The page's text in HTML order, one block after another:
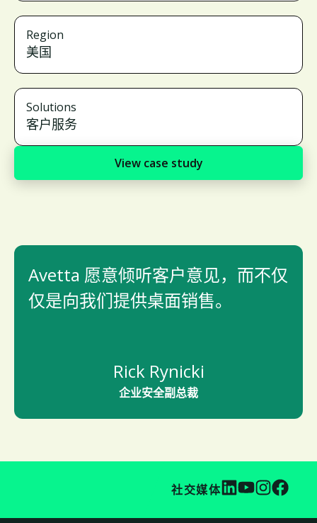
Region
美国
Solutions
客户服务
View case study
Avetta 愿意倾听客户意见，而不仅
仅是向我们提供桌面销售。
Rick Rynicki
企业安全副总裁
社交媒体